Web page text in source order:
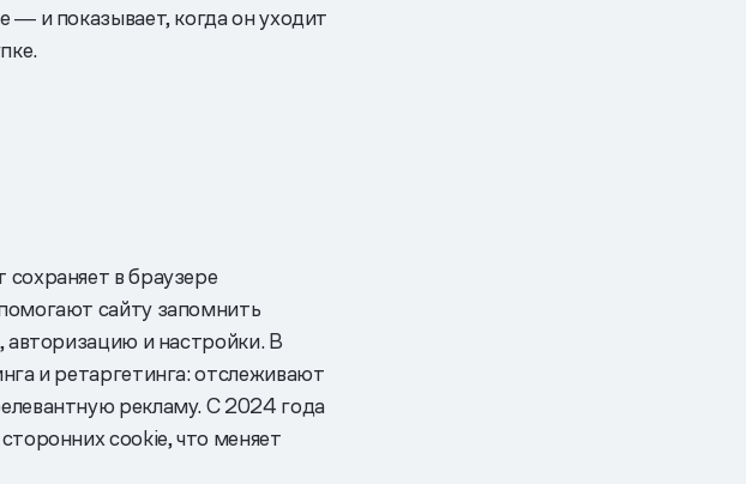
и показывает, когда он уходит
в браузере
сайту запомнить
авторизацию и настройки. В
и ретаргетинга: отслеживают
рекламу. С 2024 года
cookie, что меняет